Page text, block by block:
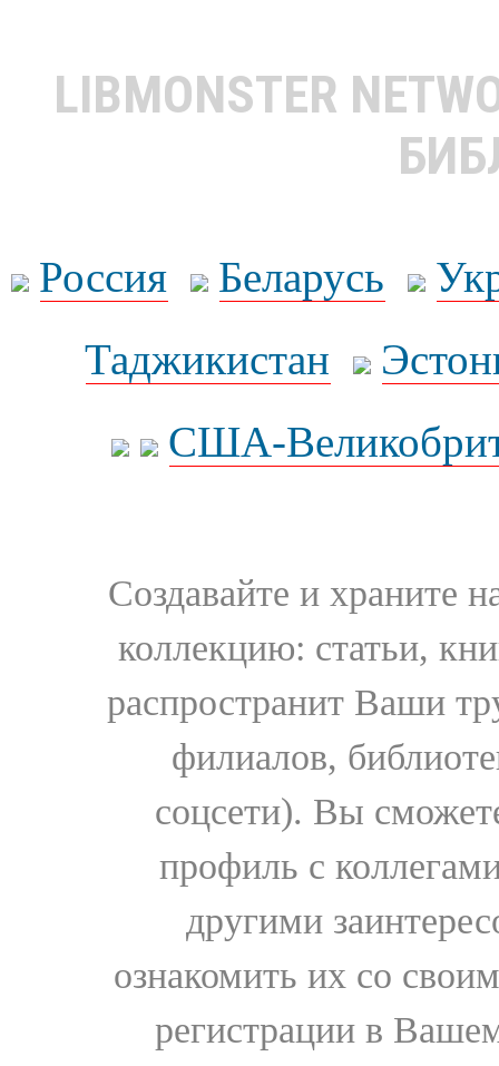
LIBMONSTER
Россия Беларусь
Таджикистан
США-
Создавайте и храните
коллекцию: статьи,
распространит Ваши
филиалов,
соцсети). Вы
профиль с
другими
ознакомить их со
регистрации в